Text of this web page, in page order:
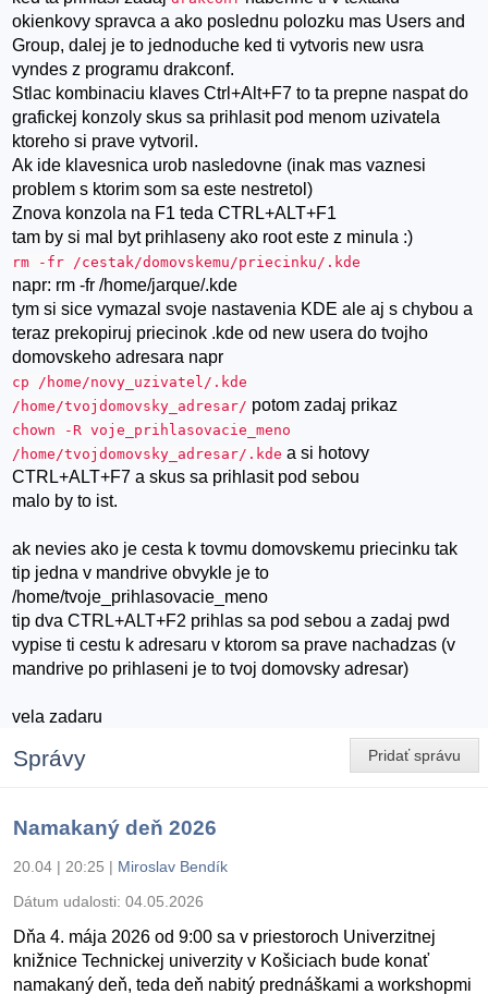
okienkovy spravca a ako poslednu polozku mas Users and
Group, dalej je to jednoduche ked ti vytvoris new usra
vyndes z programu drakconf.
Stlac kombinaciu klaves Ctrl+Alt+F7 to ta prepne naspat do
grafickej konzoly skus sa prihlasit pod menom uzivatela
ktoreho si prave vytvoril.
Ak ide klavesnica urob nasledovne (inak mas vaznesi
problem s ktorim som sa este nestretol)
Znova konzola na F1 teda CTRL+ALT+F1
tam by si mal byt prihlaseny ako root este z minula :)
rm -fr /cestak/domovskemu/priecinku/.kde
napr: rm -fr /home/jarque/.kde
tym si sice vymazal svoje nastavenia KDE ale aj s chybou a
teraz prekopiruj priecinok .kde od new usera do tvojho
domovskeho adresara napr
cp /home/novy_uzivatel/.kde
/home/tvojdomovsky_adresar/ potom zadaj prikaz
chown -R voje_prihlasovacie_meno
/home/tvojdomovsky_adresar/.kde a si hotovy
CTRL+ALT+F7 a skus sa prihlasit pod sebou
malo by to ist.
ak nevies ako je cesta k tovmu domovskemu priecinku tak
tip jedna v mandrive obvykle je to
/home/tvoje_prihlasovacie_meno
tip dva CTRL+ALT+F2 prihlas sa pod sebou a zadaj pwd
vypise ti cestu k adresaru v ktorom sa prave nachadzas (v
mandrive po prihlaseni je to tvoj domovsky adresar)
vela zadaru
Pridať správu
Správy
Namakaný deň 2026
20.04 | 20:25 | Miroslav Bendík
Dátum udalosti: 04.05.2026
Dňa 4. mája 2026 od 9:00 sa v priestoroch Univerzitnej
knižnice Technickej univerzity v Košiciach bude konať
namakaný deň, teda deň nabitý prednáškami a workshopmi